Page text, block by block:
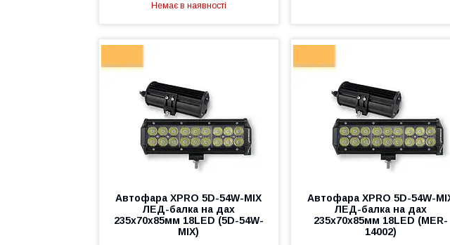
Немає в наявності
Автофара XPRO 5D-54W-MIX
ЛЕД-балка на дах
235х70х85мм 18LED (5D-54W-
MIX)
Автофара XPRO 5D-54W-
ЛЕД-балка на дах
235х70х85мм 18LED (MER-
14002)